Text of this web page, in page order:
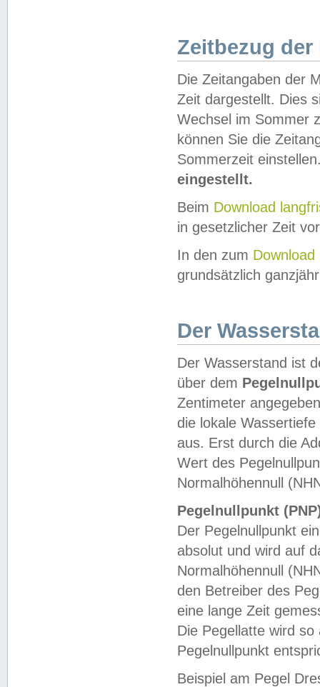
Zeitbezug der
Die Zeitangaben der
Zeit dargestellt. Dies
Wechsel im Sommer
können Sie die
Sommerzeit
eingestellt.
Beim Download
in gesetzlicher Zeit
In den zum Download
grundsätzlich
Der
Der Wasserstand ist
über dem
Zentimeter
die lokale
aus. Erst durch die
Wert des
Normalhöhennull
Pegelnullpunkt
Der Pegelnullpunkt
absolut und wird auf
Normalhöhennull
den Betreiber des
eine lange Zeit
Die Pegellatte wird
Pegelnullpunkt
Beispiel am Pegel